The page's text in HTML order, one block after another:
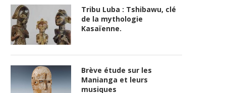
Tribu Luba : Tshibawu, clé
de la mythologie
Kasaïenne.
Brève étude sur les
Manianga et leurs
musiques